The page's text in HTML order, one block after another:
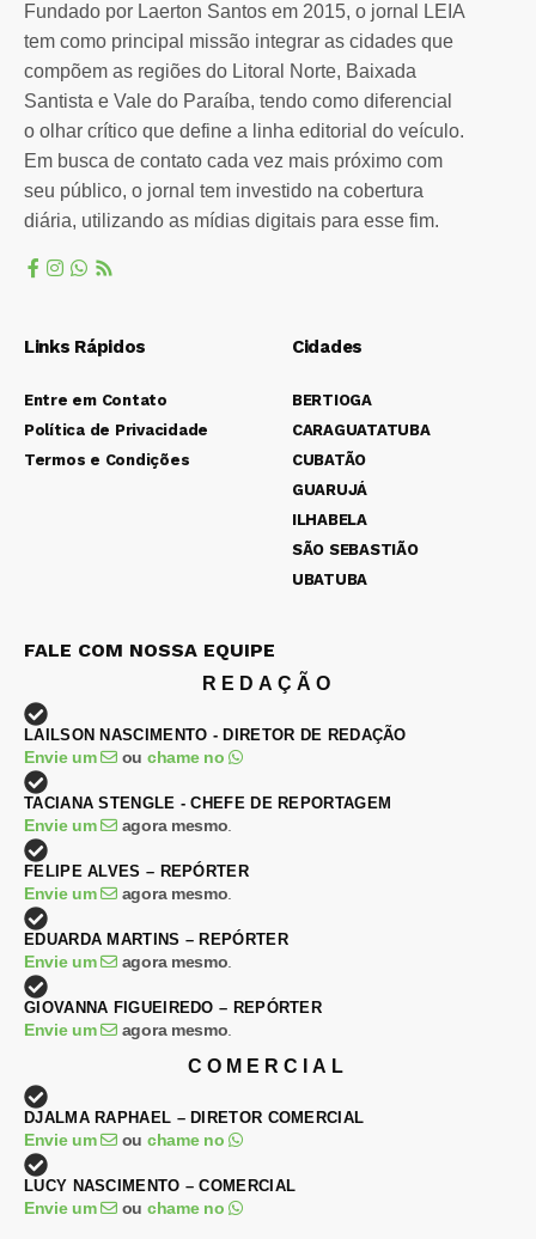
Fundado por Laerton Santos em 2015, o jornal LEIA
tem como principal missão integrar as cidades que
compõem as regiões do Litoral Norte, Baixada
Santista e Vale do Paraíba, tendo como diferencial
o olhar crítico que define a linha editorial do veículo.
Em busca de contato cada vez mais próximo com
seu público, o jornal tem investido na cobertura
diária, utilizando as mídias digitais para esse fim.
Links Rápidos
Entre em Contato
Política de Privacidade
Termos e Condições
Cidades
BERTIOGA
CARAGUATATUBA
CUBATÃO
GUARUJÁ
ILHABELA
SÃO SEBASTIÃO
UBATUBA
FALE COM NOSSA EQUIPE
REDAÇÃO
LAILSON NASCIMENTO - DIRETOR DE REDAÇÃO
Envie um ou chame no
TACIANA STENGLE - CHEFE DE REPORTAGEM
Envie um agora mesmo.
FELIPE ALVES – REPÓRTER
Envie um agora mesmo.
EDUARDA MARTINS – REPÓRTER
Envie um agora mesmo.
GIOVANNA FIGUEIREDO – REPÓRTER
Envie um agora mesmo.
COMERCIAL
DJALMA RAPHAEL – DIRETOR COMERCIAL
Envie um ou chame no
LUCY NASCIMENTO – COMERCIAL
Envie um ou chame no